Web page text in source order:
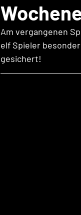
Am vergangenen
elf Spieler
gesichert!